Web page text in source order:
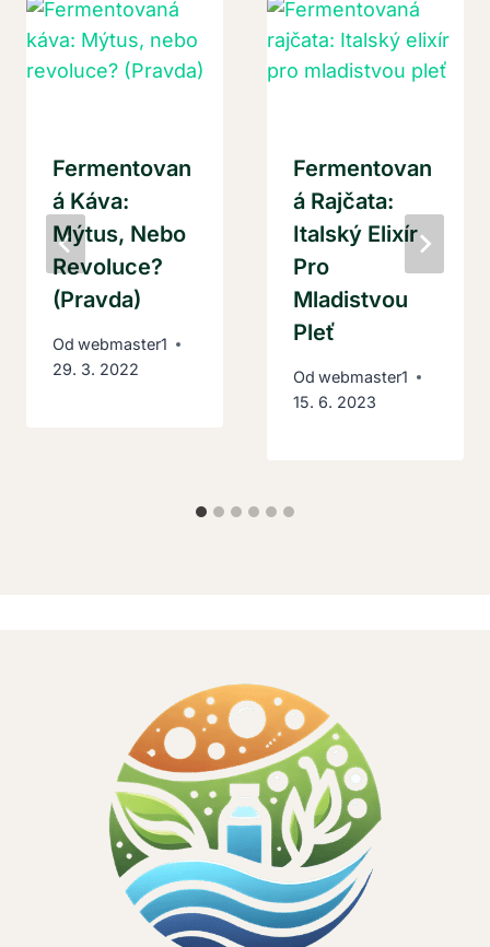
Fermentovan
Á Káva:
Mýtus, Nebo
Revoluce?
(Pravda)
Od webmaster1
29. 3. 2022
Fermentovan
Á Rajčata:
Italský Elixír
Pro
Mladistvou
Pleť
Od webmaster1
15. 6. 2023